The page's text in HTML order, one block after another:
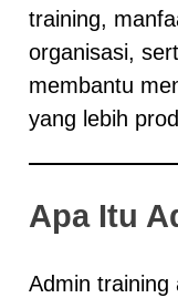
training,
organisasi,
membantu
yang lebih
Apa Itu
Admin training